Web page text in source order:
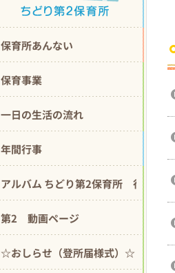
保育所あんない
保育事業
一日の生活の流れ
年間行事
アルバム ちどり第2保育所 行事紹介
第2 動画ページ
☆おしらせ（登所届様式）☆